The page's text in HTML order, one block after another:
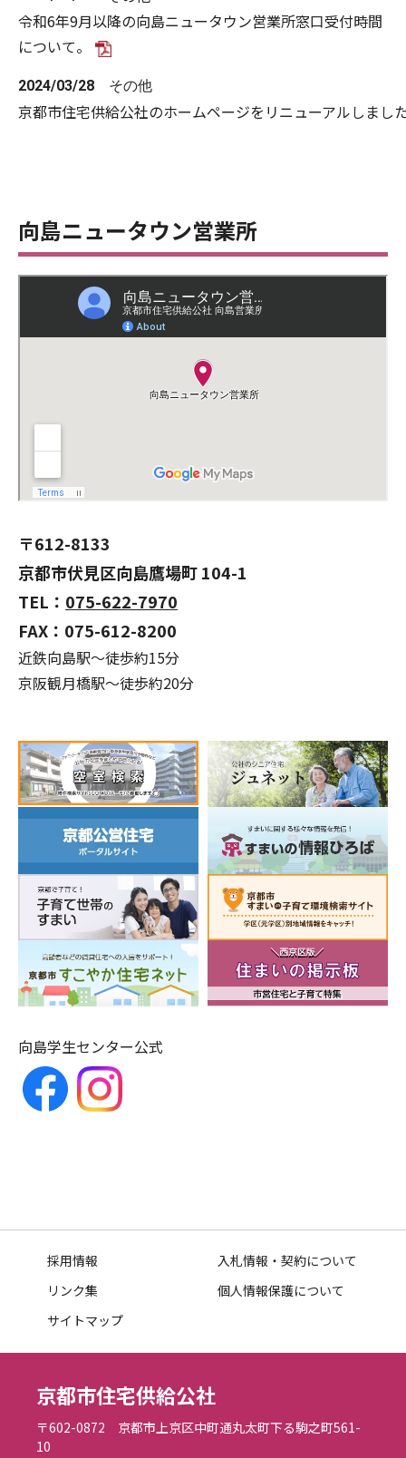
令和6年9月以降の向島ニュータウン営業所窓口受付時間
について。
2024/03/28 その他
京都市住宅供給公社のホームページをリニューアルしまし
向島ニュータウン営業所
〒612-8133
京都市伏見区向島鷹場町 104-1
TEL： 075-622-7970
FAX： 075-612-8200
近鉄向島駅～徒歩約15分
京阪観月橋駅～徒歩約20分
向島学生センター公式
採用情報
入札情報・契約について
リンク集
個人情報保護について
サイトマップ
京都市住宅供給公社
〒602-0872 京都市上京区中町通丸太町下る駒之町561-
10